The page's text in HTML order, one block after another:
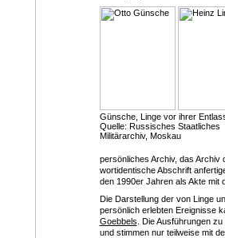
Günsche, Linge vor ihrer
Quelle: Russisches Staatliches
Militärarchiv, Moskau
persönliches Archiv, das
wortidentische Abschrift
den 1990er Jahren als Akte mit
Die Darstellung der von Linge
persönlich erlebten Ereignisse
Goebbels . Die Ausführungen
und stimmen nur teilweise mit